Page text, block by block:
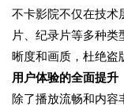
不卡影院不仅在技术
片、纪录片等多种
晰度和画质，杜绝盗
用户体验的全面提升
除了播放流畅和内容